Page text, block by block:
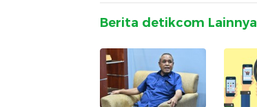
Berita detikcom Lainnya